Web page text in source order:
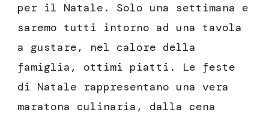
per il Natale. Solo una settimana e
saremo tutti intorno ad una tavola
a gustare, nel calore della
famiglia, ottimi piatti. Le feste
di Natale rappresentano una vera
maratona culinaria, dalla cena